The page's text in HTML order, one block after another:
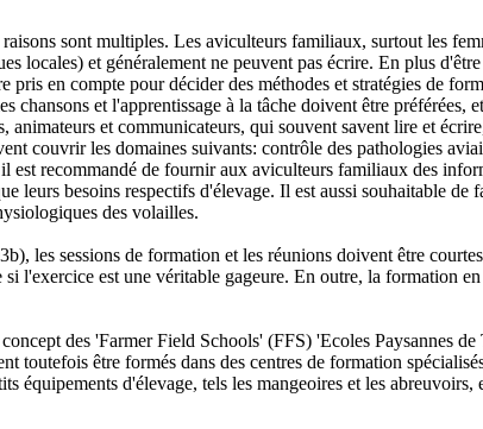
sont multiples. Les aviculteurs familiaux, surtout les
locales) et généralement ne peuvent pas écrire. En plus
en compte pour décider des méthodes et stratégies de
et l'apprentissage à la tâche doivent être préférées,
et communicateurs, qui souvent savent lire et
couvrir les domaines suivants: contrôle des pathologies
recommandé de fournir aux aviculteurs familiaux des
leurs besoins respectifs d'élevage. Il est aussi souhaitable de
des volailles.
les sessions de formation et les réunions doivent être
l'exercice est une véritable gageure. En outre, la formation
des 'Farmer Field Schools' (FFS) 'Ecoles Paysannes de
être formés dans des centres de formation
équipements d'élevage, tels les mangeoires et les abreuvoirs,